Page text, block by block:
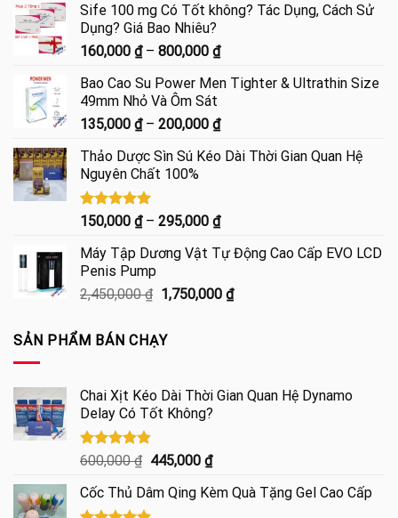
Sife 100 mg Có Tốt không? Tác Dụng, Cách Sử
Dụng? Giá Bao Nhiêu?
160,000 ₫ – 800,000 ₫Khoảng
từ
đến
Bao Cao Su Power Men Tighter & Ultrathin Size
49mm Nhỏ Và Ôm Sát
135,000 ₫ – 200,000 ₫Khoảng
từ
200,000 ₫
Thảo Dược Sìn Sú Kéo Dài Thời Gian Quan Hệ
Nguyên Chất 100%
Được xếp
5.00
5 sao
150,000 ₫ – 295,000 ₫Khoảng
từ
đến
Máy Tập Dương Vật Tự Động Cao Cấp EVO LCD
Penis Pump
2,450,000₫ Giá
là:
2,450,000 ₫.
1,750,000 ₫Giá
SẢN PHẨM BÁN CHẠY
Chai Xịt Kéo Dài Thời Gian Quan Hệ Dynamo
Delay Có Tốt Không?
Được xếp
4.85
5 sao
600,000₫ Giá
là:
445,000 ₫Giá
tại
Cốc Thủ Dâm Qing Kèm Quà Tặng Gel Cao Cấp